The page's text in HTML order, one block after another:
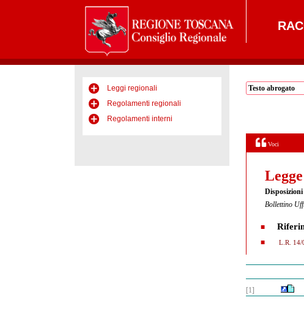
Leggi regionali
Regolamenti regionali
Regolamenti interni
Testo abrogato
Voci
Bollettino
L.R. 14/
[1]